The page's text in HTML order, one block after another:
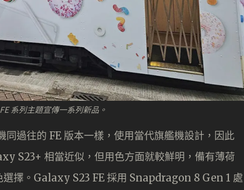
系列主題宣傳一系列新品。
過往的 FE 版本一樣，使用當代旗艦機設計，因此
S23+ 相當近似，但用色方面就較鮮明，備有薄荷
選擇。Galaxy S23 FE 採用 Snapdragon 8 Gen 1 處